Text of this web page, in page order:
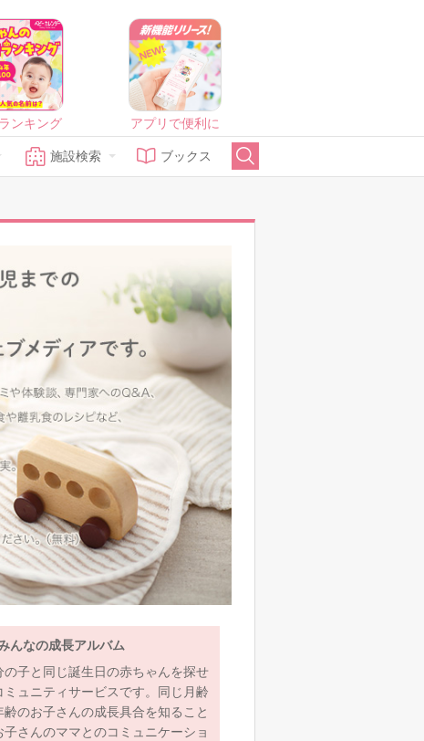
ンキング アプリで便利に
施設検索 ブックス
んなの成長アルバム
の子と同じ誕生日の赤ちゃんを探せ
ミュニティサービスです。同じ月齢
齢のお子さんの成長具合を知ること
子さんのママとのコミュニケーショ